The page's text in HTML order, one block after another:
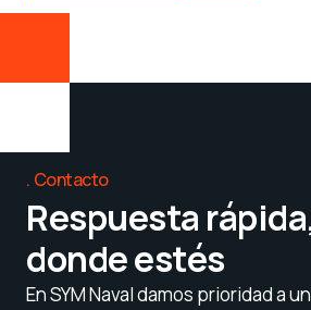
Contacto
Respuesta
donde estés
En SYM Naval damos prioridad a